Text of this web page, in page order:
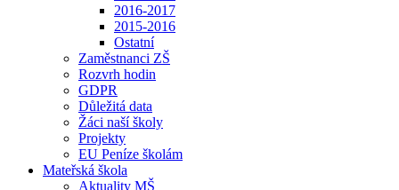
2016-2017
2015-2016
Ostatní
Zaměstnanci ZŠ
Rozvrh hodin
GDPR
Důležitá data
Žáci naší školy
Projekty
EU Peníze školám
Mateřská škola
Aktuality MŠ